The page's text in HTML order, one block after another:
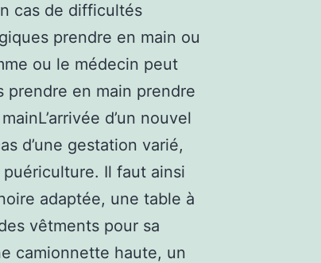
cas de difficultés
prendre en main ou
ou le médecin peut
en main prendre
d’un nouvel
d’une gestation varié,
Il faut ainsi
adaptée, une table à
vêtments pour sa
camionnette haute, un